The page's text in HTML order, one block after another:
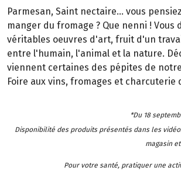
Parmesan, Saint nectaire... vous
manger du fromage ? Que nenni ! Vous
véritables oeuvres d'art, fruit d'un
entre l'humain, l'animal et la nature.
viennent certaines des pépites de
Foire aux vins, fromages et charcuterie
*Du 18
Disponibilité des produits présentés dans les
magasin
Pour votre santé, pratiquer une